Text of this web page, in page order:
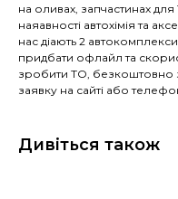
на оливах, запчастинах для
наяавності автохімія та
нас діають 2
придбати офлайл та
зробити ТО, безкоштовно
заявку на сайті або
Дивіться також